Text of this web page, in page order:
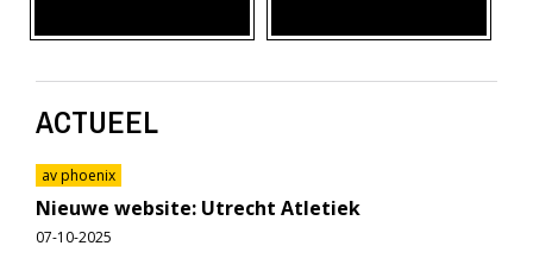
ACTUEEL
av phoenix
Nieuwe website: Utrecht Atletiek
07-10-2025